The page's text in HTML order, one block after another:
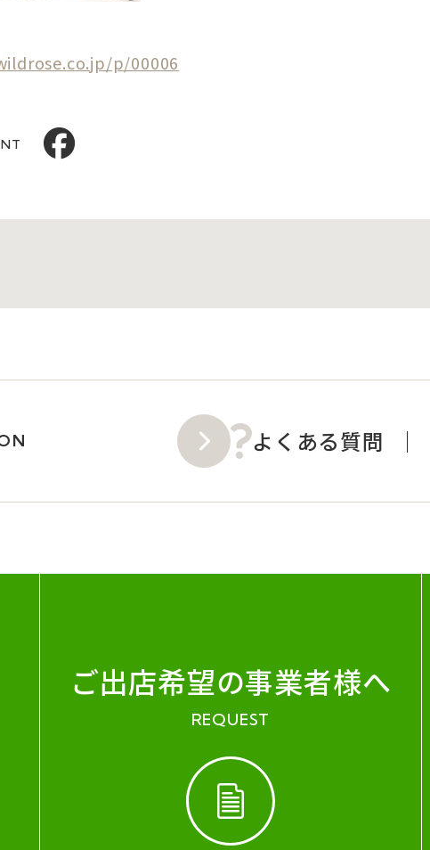
p/00006
よくある質問
ご出店希望の事業者様へ
REQUEST